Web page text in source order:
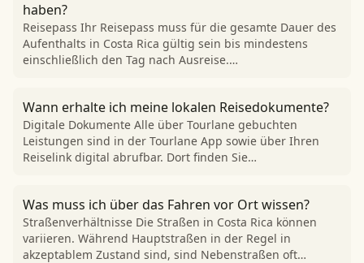
haben?
Reisepass Ihr Reisepass muss für die gesamte Dauer des
Aufenthalts in Costa Rica gültig sein bis mindestens
einschließlich den Tag nach Ausreise.…
Wann erhalte ich meine lokalen Reisedokumente?
Digitale Dokumente Alle über Tourlane gebuchten
Leistungen sind in der Tourlane App sowie über Ihren
Reiselink digital abrufbar. Dort finden Sie…
Was muss ich über das Fahren vor Ort wissen?
Straßenverhältnisse Die Straßen in Costa Rica können
variieren. Während Hauptstraßen in der Regel in
akzeptablem Zustand sind, sind Nebenstraßen oft…